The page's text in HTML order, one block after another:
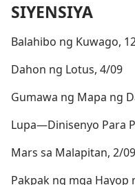
SIYENSIYA
Balahibo ng Kuwago,
Dahon ng Lotus, 4/09
Gumawa ng Mapa ng
Lupa​—Dinisenyo Para
Mars sa Malapitan, 2/09
Pakpak ng mga Hayop